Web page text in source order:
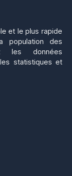
et le plus rapide
population des
les données
statistiques et